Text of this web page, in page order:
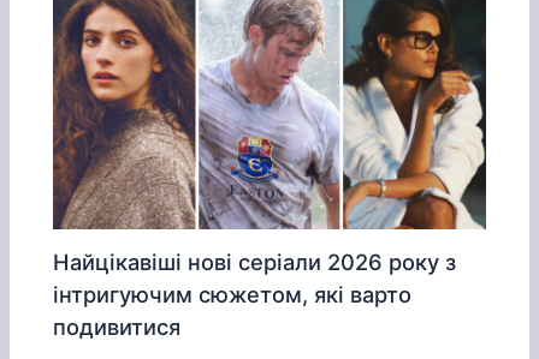
Найцікавіші нові серіали 2026 року з
інтригуючим сюжетом, які варто
подивитися